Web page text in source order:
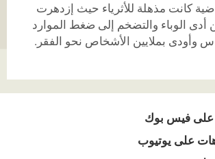
كانت مذهلة للأثرياء حيث إزدهرت
أدى الوباء والتضخم إلى ضغط الموارد
وأودى بملايين الأشخاص نحو الفقر.
على فيس بوك
على يوتيوب